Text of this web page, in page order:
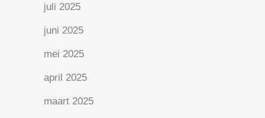
juli 2025
juni 2025
mei 2025
april 2025
maart 2025